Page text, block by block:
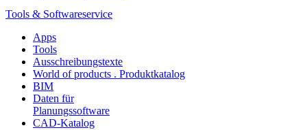
Tools & Softwareservice
Apps
Tools
Ausschreibungstexte
World of products . Produktkatalog
BIM
Daten für
Planungssoftware
CAD-Katalog